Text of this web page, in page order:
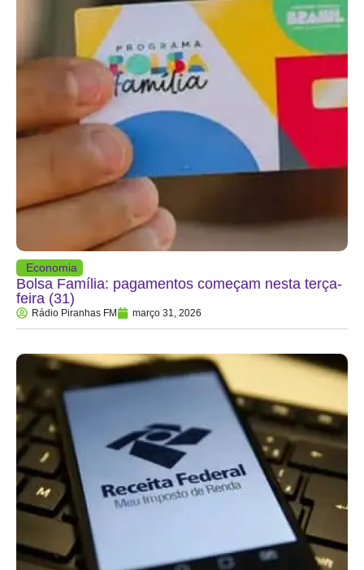
Economia
Bolsa Família: pagamentos começam nesta terça-
feira (31)
Rádio Piranhas FM março 31, 2026